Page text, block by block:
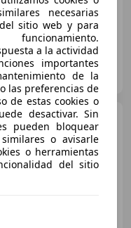
YarisYaris 1.4D-4D
necesarias
sitio web y para
a la actividad
importantes
de la
las preferencias de
de estas cookies o
desactivar. Sin
pueden bloquear
o avisarle
o herramientas
del sitio